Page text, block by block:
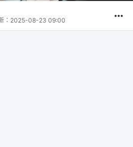
： 2025-08-23 09:00